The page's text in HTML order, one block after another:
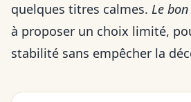
quelques titres calmes. Le
à proposer un choix limité,
stabilité sans empêcher la